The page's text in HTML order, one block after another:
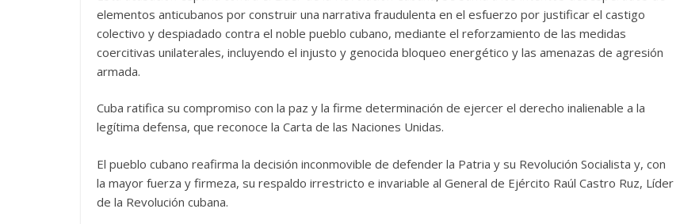
elementos anticubanos por construir una narrativa fraudulenta en el esfuerzo por justificar el castigo
colectivo y despiadado contra el noble pueblo cubano, mediante el reforzamiento de las medidas
coercitivas unilaterales, incluyendo el injusto y genocida bloqueo energético y las amenazas de agresión
armada.
Cuba ratifica su compromiso con la paz y la firme determinación de ejercer el derecho inalienable a la
legítima defensa, que reconoce la Carta de las Naciones Unidas.
El pueblo cubano reafirma la decisión inconmovible de defender la Patria y su Revolución Socialista y, con
la mayor fuerza y firmeza, su respaldo irrestricto e invariable al General de Ejército Raúl Castro Ruz, Líder
de la Revolución cubana.